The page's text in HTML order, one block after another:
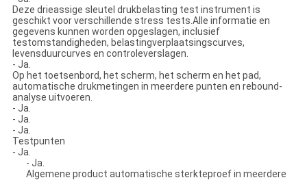
Deze drieassige sleutel drukbelasting test instrument is
geschikt voor verschillende stress tests.Alle informatie en
gegevens kunnen worden opgeslagen, inclusief
testomstandigheden, belastingverplaatsingscurves,
levensduurcurves en controleverslagen.
- Ja.
Op het toetsenbord, het scherm, het scherm en het pad,
automatische drukmetingen in meerdere punten en rebound-
analyse uitvoeren.
- Ja.
- Ja.
- Ja.
Testpunten
- Ja.
- Ja.
Algemene product automatische sterkteproef in meerdere